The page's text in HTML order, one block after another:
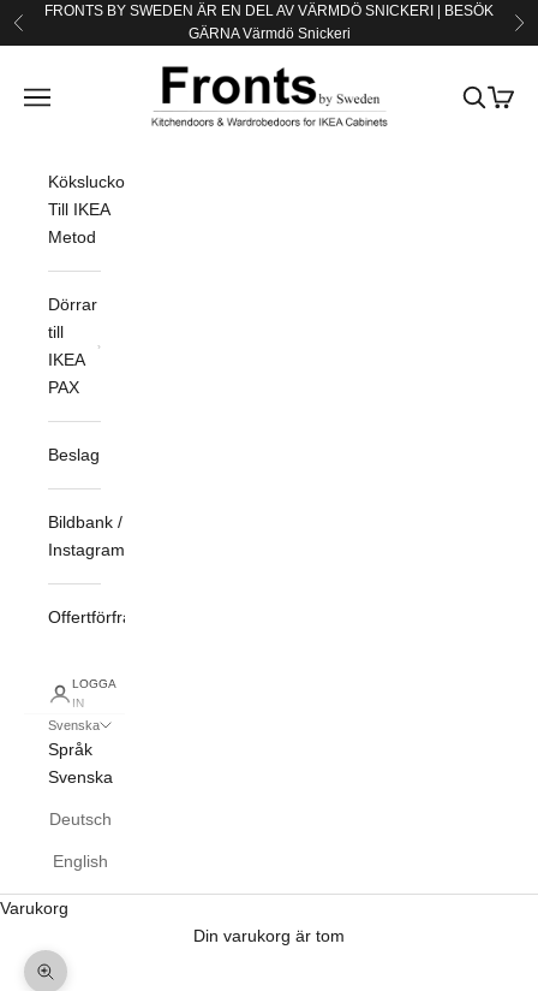
Hoppa till innehållet
Föregående
FRONTS BY SWEDEN ÄR EN DEL AV VÄRMDÖ SNICKERI | BESÖK
GÄRNAVärmdö Snickeri
Fronts by Sweden
Öppna navigeringsmenyn
Öppna
Köksluckor
Till IKEA
Metod
Dörrar
till
IKEA
PAX
Beslag
Bildbank /
Instagram
Offertförfrågan
LOGGA
IN
Svenska
Språk
Svenska
Deutsch
English
Varukorg
Din varukorg är tom
Zooma